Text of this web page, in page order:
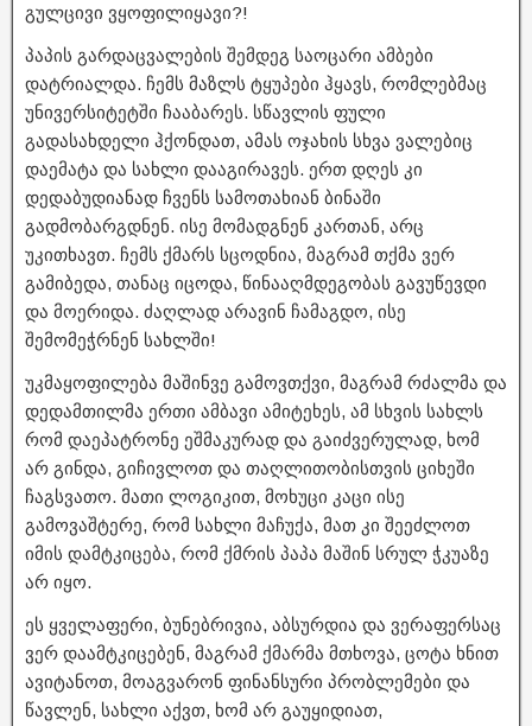
გულცივი ვყოფილიყავი?!
პაპის გარდაცვალების შემდეგ საოცარი ამბები
დატრიალდა. ჩემს მაზლს ტყუპები ჰყავს, რომლებმაც
უნივერსიტეტში ჩააბარეს. სწავლის ფული
გადასახდელი ჰქონდათ, ამას ოჯახის სხვა ვალებიც
დაემატა და სახლი დააგირავეს. ერთ დღეს კი
დედაბუდიანად ჩვენს სამოთახიან ბინაში
გადმობარგდნენ. ისე მომადგნენ კართან, არც
უკითხავთ. ჩემს ქმარს სცოდნია, მაგრამ თქმა ვერ
გამიბედა, თანაც იცოდა, წინააღმდეგობას გავუწევდი
და მოერიდა. ძაღლად არავინ ჩამაგდო, ისე
შემომეჭრნენ სახლში!
უკმაყოფილება მაშინვე გამოვთქვი, მაგრამ რძალმა და
დედამთილმა ერთი ამბავი ამიტეხეს, ამ სხვის სახლს
რომ დაეპატრონე ეშმაკურად და გაიძვერულად, ხომ
არ გინდა, გიჩივლოთ და თაღლითობისთვის ციხეში
ჩაგსვათო. მათი ლოგიკით, მოხუცი კაცი ისე
გამოვაშტერე, რომ სახლი მაჩუქა, მათ კი შეეძლოთ
იმის დამტკიცება, რომ ქმრის პაპა მაშინ სრულ ჭკუაზე
არ იყო.
ეს ყველაფერი, ბუნებრივია, აბსურდია და ვერაფერსაც
ვერ დაამტკიცებენ, მაგრამ ქმარმა მთხოვა, ცოტა ხნით
ავიტანოთ, მოაგვარონ ფინანსური პრობლემები და
წავლენ, სახლი აქვთ, ხომ არ გაუყიდიათ,